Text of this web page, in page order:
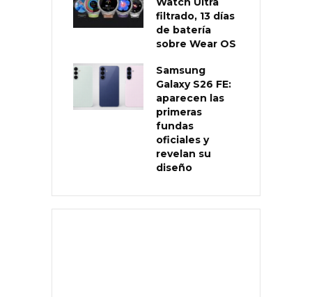
filtrado, 13 días
de batería
sobre Wear OS
Samsung
Galaxy S26 FE:
aparecen las
primeras
fundas
oficiales y
revelan su
diseño